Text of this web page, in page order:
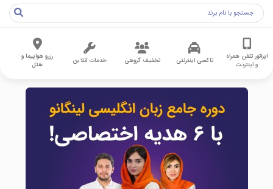
اپراتور تلفن همراه
و اینترنت
تاکسی اینترنتی تخفیف گروهی خدمات آنلاین
رزرو هواپیما و
هتل